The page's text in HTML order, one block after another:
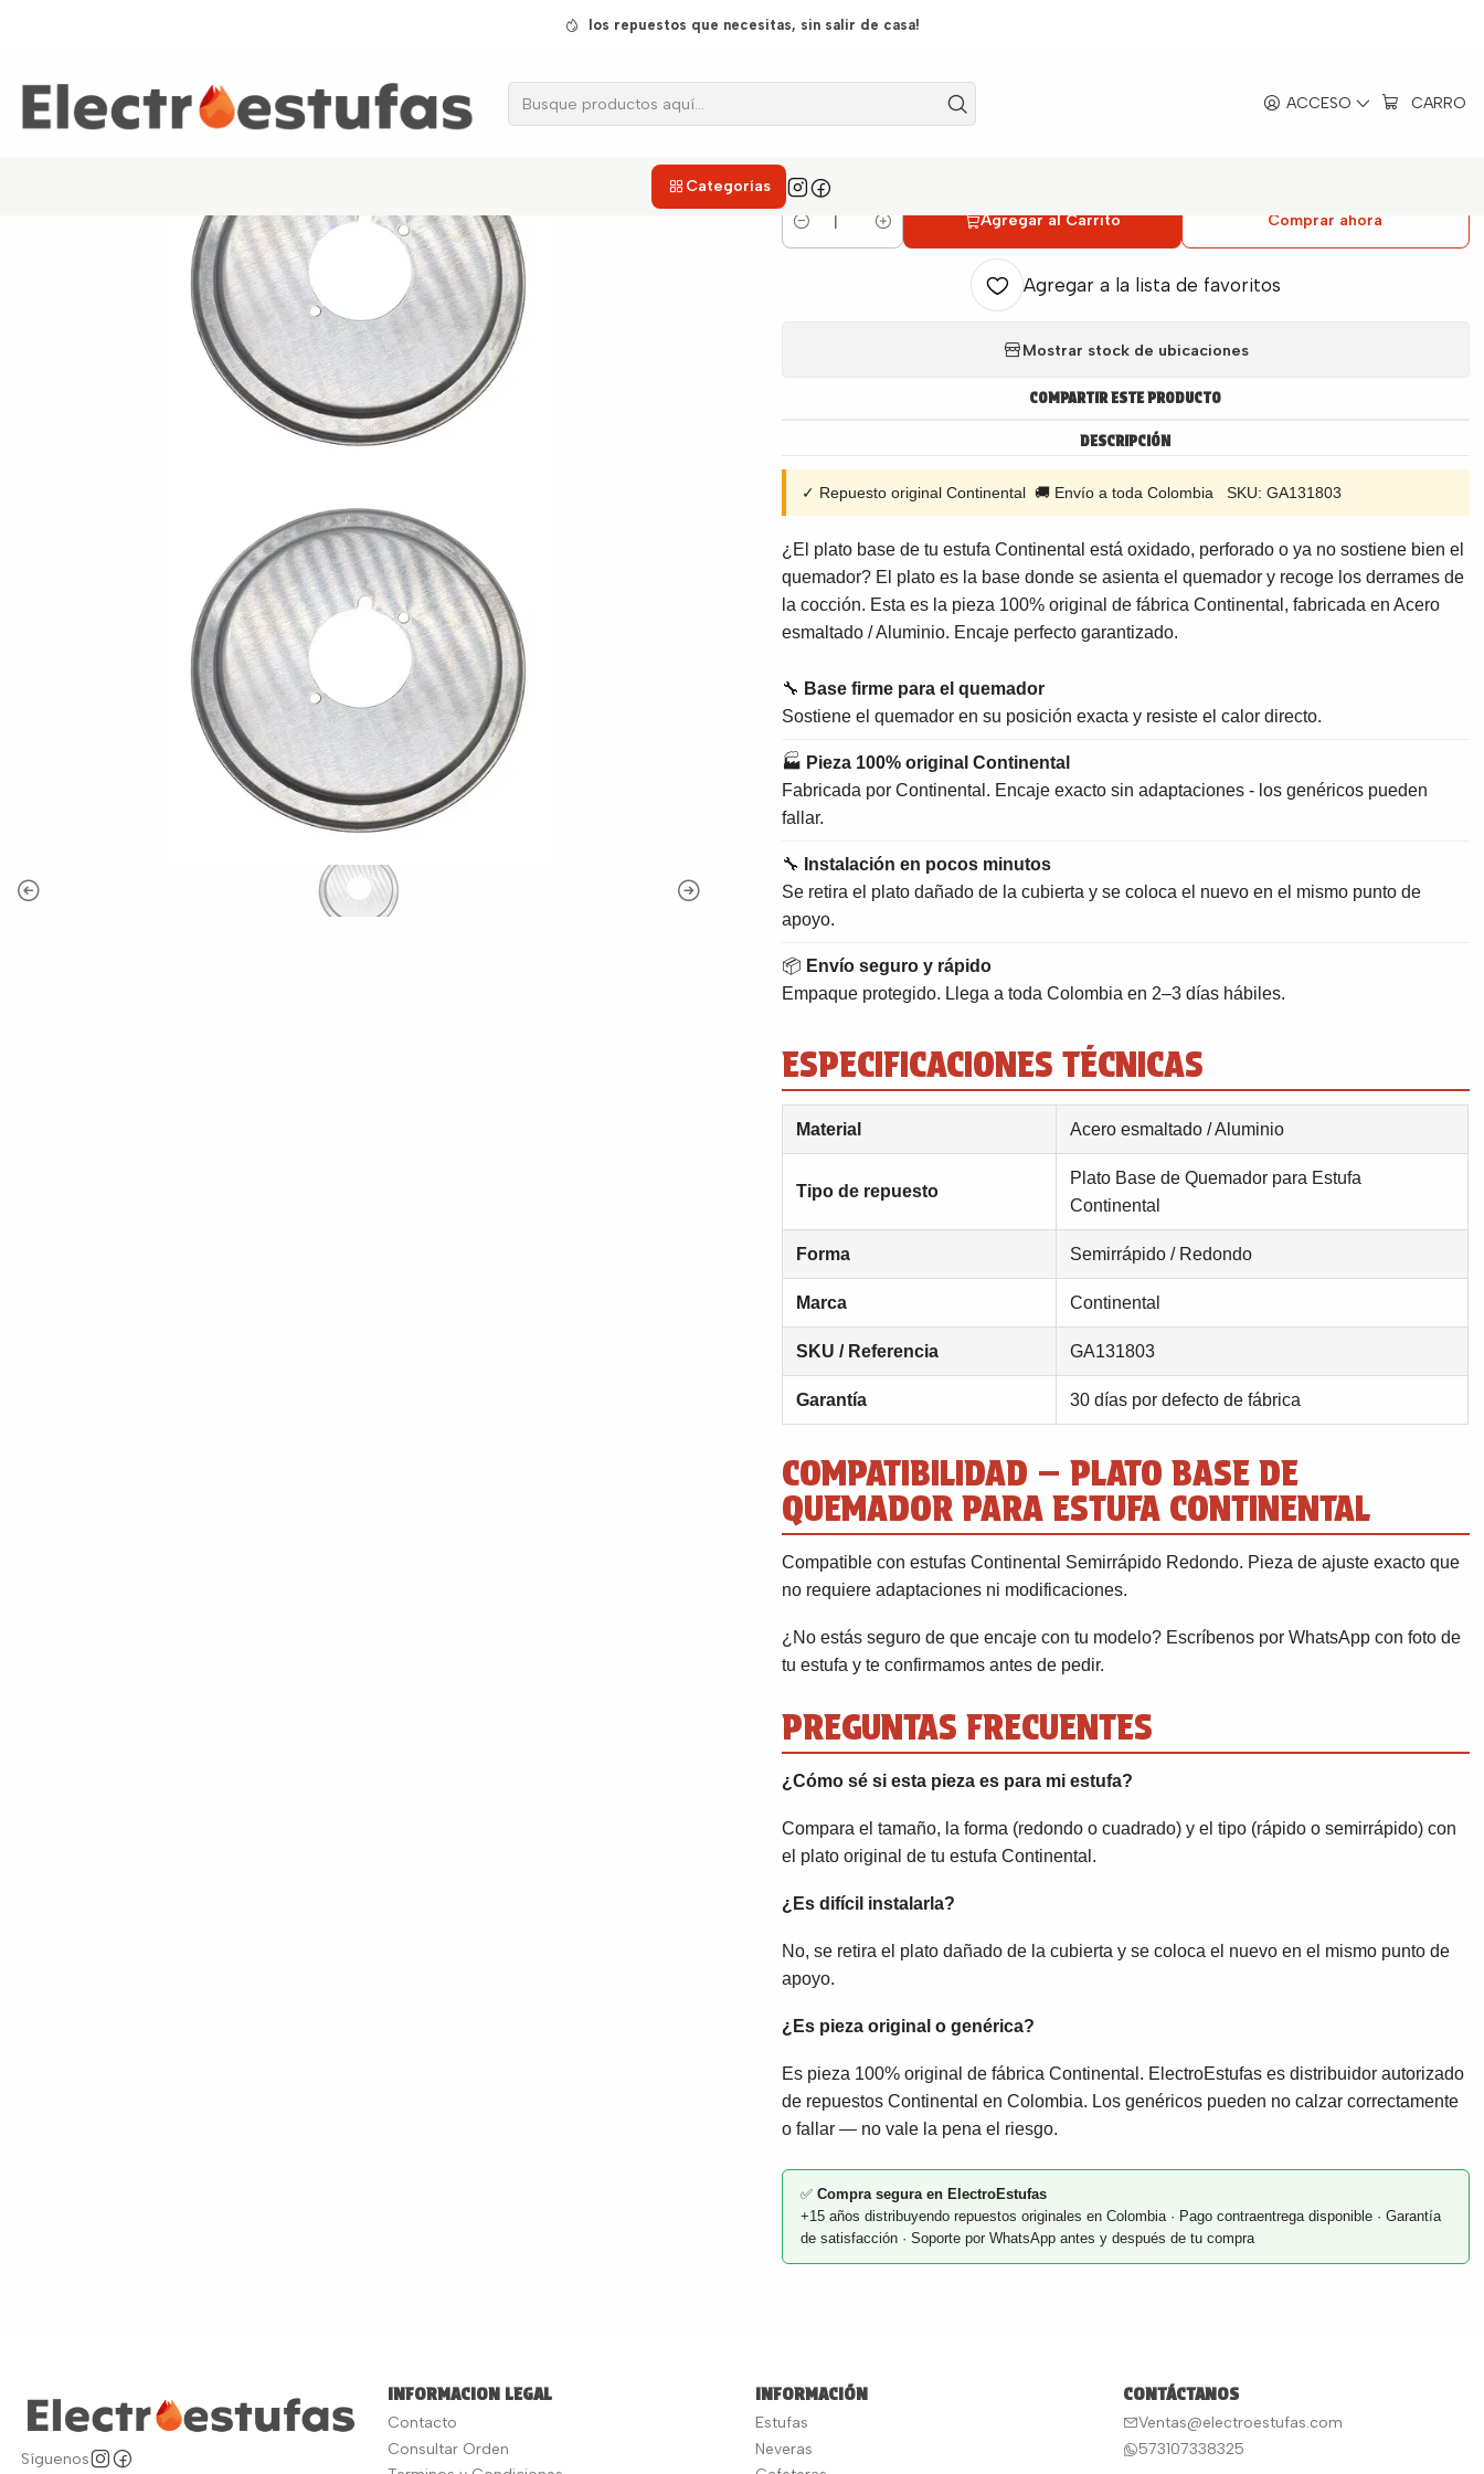
ACCESO CARRO
Categorías
los repuestos que necesitas, sin salir de casa!
Platos & Empaques Plato Para Cubierta Continental Semirrápido Redondo
Plato Para Cubierta Continental Semirrápido
Cantidad
Agregar al Carrito Comprar ahora
Agregar a la lista de favoritos
Mostrar stock de ubicaciones
COMPARTIR ESTE PRODUCTO
DESCRIPCIÓN
✓ Repuesto original Continental 🚚 Envío a toda Colombia SKU: GA131803
¿El plato base de tu estufa Continental está oxidado, perforado o ya no sostiene bien el
quemador? El plato es la base donde se asienta el quemador y recoge los derrames de
la cocción. Esta es la pieza 100% original de fábrica Continental, fabricada en Acero
esmaltado / Aluminio. Encaje perfecto garantizado.
🔧 Base firme para el quemador
Sostiene el quemador en su posición exacta y resiste el calor directo.
🏭 Pieza 100% original Continental
Fabricada por Continental. Encaje exacto sin adaptaciones - los genéricos pueden
fallar.
🔧
Instalación en pocos minutos
Se retira el plato dañado de la cubierta y se coloca el nuevo en el mismo punto de
apoyo.
📦 Envío seguro y rápido
Empaque protegido. Llega a toda Colombia en 2–3 días hábiles.
ESPECIFICACIONES TÉCNICAS
Material Acero esmaltado / Aluminio
Tipo de repuesto
Plato Base de Quemador para Estufa
Continental
Forma Semirrápido / Redondo
Marca Continental
SKU / Referencia GA131803
Garantía 30 días por defecto de fábrica
COMPATIBILIDAD — PLATO BASE DE
QUEMADOR PARA ESTUFA CONTINENTAL
Compatible con estufas Continental Semirrápido Redondo. Pieza de ajuste exacto que
no requiere adaptaciones ni modificaciones.
¿No estás seguro de que encaje con tu modelo? Escríbenos por WhatsApp con foto de
tu estufa y te confirmamos antes de pedir.
PREGUNTAS FRECUENTES
¿Cómo sé si esta pieza es para mi estufa?
Compara el tamaño, la forma (redondo o cuadrado) y el tipo (rápido o semirrápido) con
el plato original de tu estufa Continental.
¿Es difícil instalarla?
No, se retira el plato dañado de la cubierta y se coloca el nuevo en el mismo punto de
apoyo.
¿Es pieza original o genérica?
Es pieza 100% original de fábrica Continental. ElectroEstufas es distribuidor autorizado
de repuestos Continental en Colombia. Los genéricos pueden no calzar correctamente
o fallar — no vale la pena el riesgo.
✅ Compra segura en ElectroEstufas
+15 años distribuyendo repuestos originales en Colombia · Pago contraentrega disponible · Garantía
de satisfacción · Soporte por WhatsApp antes y después de tu compra
Síguenos
INFORMACION LEGAL
Contacto
Consultar Orden
INFORMACIÓN
Estufas
Neveras
CONTÁCTANOS
Ventas@electroestufas.com
573107338325